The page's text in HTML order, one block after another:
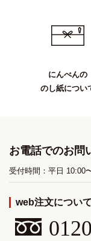
にんべんの
のし紙につい
お電話でのお問
受付時間：平日 10:00
web注文について